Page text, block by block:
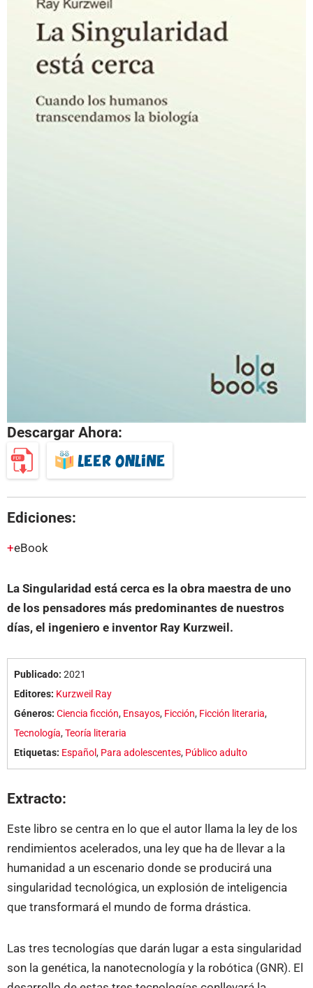
Descargar Ahora:
Ediciones:
eBook
La Singularidad está cerca es la obra maestra de uno
de los pensadores más predominantes de nuestros
días, el ingeniero e inventor Ray Kurzweil.
Publicado: 2021
Editores: Kurzweil Ray
Géneros: Ciencia ficción, Ensayos, Ficción, Ficción literaria,
Tecnología,Teoría literaria
Etiquetas: Español, Para adolescentes, Público adulto
Extracto:
Este libro se centra en lo que el autor llama la ley de los
rendimientos acelerados, una ley que ha de llevar a la
humanidad a un escenario donde se producirá una
singularidad tecnológica, un explosión de inteligencia
que transformará el mundo de forma drástica.
Las tres tecnologías que darán lugar a esta singularidad
son la genética, la nanotecnología y la robótica (GNR). El